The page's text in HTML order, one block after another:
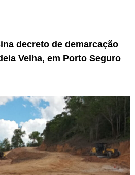
decreto de demarcação
Velha, em Porto Seguro